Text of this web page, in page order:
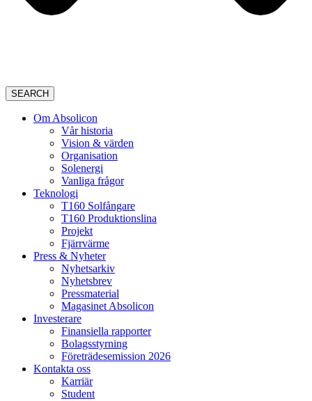
SEARCH
Om Absolicon
Vår historia
Vision & värden
Organisation
Solenergi
Vanliga frågor
Teknologi
T160 Solfångare
T160 Produktionslina
Projekt
Fjärrvärme
Press & Nyheter
Nyhetsarkiv
Nyhetsbrev
Pressmaterial
Magasinet Absolicon
Investerare
Finansiella rapporter
Bolagsstyrning
Företrädesemission 2026
Kontakta oss
Karriär
Student